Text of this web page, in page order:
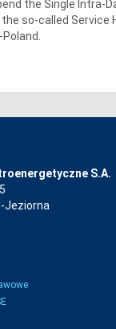
the Single Intra-
the so-called Service
S.A.
Jeziorna